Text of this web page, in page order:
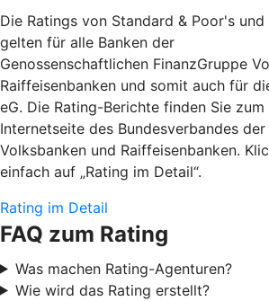
Die Ratings von Standard & Poor's
gelten für alle Banken der
Genossenschaftlichen FinanzGruppe
Raiffeisenbanken und somit auch für
eG. Die Rating-Berichte finden Sie
Internetseite des Bundesverbandes
Volksbanken und Raiffeisenbanken.
einfach auf „Rating im Detail“.
Rating im Detail
FAQ zum Rating
Was machen Rating-Agenturen?
Wie wird das Rating erstellt?